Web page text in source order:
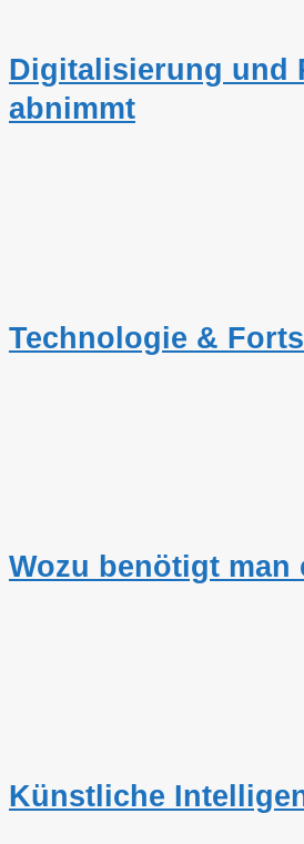
Digitalisierung und
abnimmt
Technologie &
Wozu benötigt man
Künstliche